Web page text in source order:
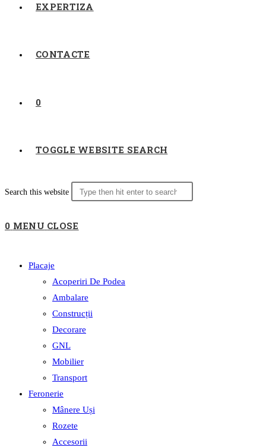
EXPERTIZA
CONTACTE
0
TOGGLE WEBSITE SEARCH
Search this website
0 MENU CLOSE
Placaje
Acoperiri De Podea
Ambalare
Construcții
Decorare
GNL
Mobilier
Transport
Feronerie
Mânere Uși
Rozete
Accesorii